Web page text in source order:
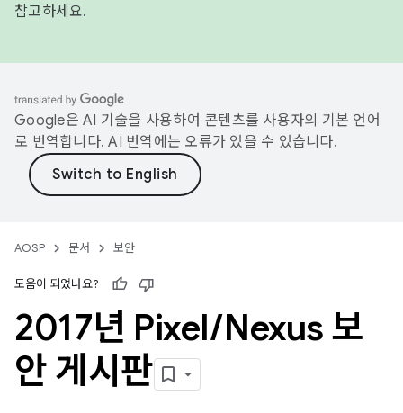
참고하세요.
Google은 AI 기술을 사용하여 콘텐츠를 사용자의 기본 언어
로 번역합니다. AI 번역에는 오류가 있을 수 있습니다.
AOSP 문서 보안
도움이 되었나요?
2017년 Pixel/Nexus 보
안 게시판